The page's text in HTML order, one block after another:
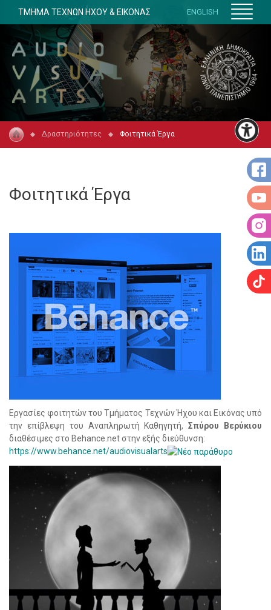
ΤΜΗΜΑ ΤΕΧΝΩΝ ΗΧΟΥ & ΕΙΚΟΝΑΣ ENGLISH
Δραστηριότητες Φοιτητικά Έργα
Φοιτητικά Έργα
Eργασίες φοιτητών του Τμήματος Τεχνών Ήχου και Εικόνας υπό
την επίβλεψη του Αναπληρωτή Καθηγητή, Σπύρου Βερύκιου
διαθέσιμες στο Behance.net στην εξής διεύθυνση:
https://www.behance.net/audiovisualarts